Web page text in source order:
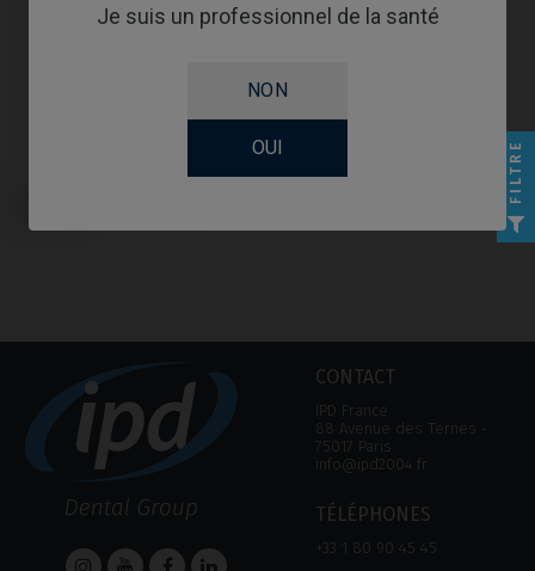
Je suis un professionnel de la santé
NON
OUI
CONTACT
IPD France
88 Avenue des Ternes ‑
75017 Paris
info@ipd2004.fr
TÉLÉPHONES
+33 1 80 90 45 45
FILTRE